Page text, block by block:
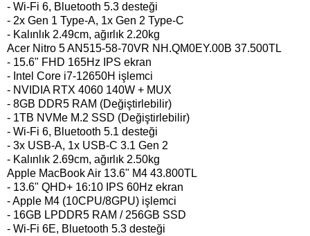
- Wi-Fi 6, Bluetooth 5.3 desteği
- 2x Gen 1 Type-A, 1x Gen 2 Type-C
- Kalınlık 2.49cm, ağırlık 2.20kg
Acer Nitro 5 AN515-58-70VR NH.QM0EY.00B 37.500TL
- 15.6" FHD 165Hz IPS ekran
- Intel Core i7-12650H işlemci
- NVIDIA RTX 4060 140W + MUX
- 8GB DDR5 RAM (Değiştirlebilir)
- 1TB NVMe M.2 SSD (Değiştirlebilir)
- Wi-Fi 6, Bluetooth 5.1 desteği
- 3x USB-A, 1x USB-C 3.1 Gen 2
- Kalınlık 2.69cm, ağırlık 2.50kg
Apple MacBook Air 13.6" M4 43.800TL
- 13.6" QHD+ 16:10 IPS 60Hz ekran
- Apple M4 (10CPU/8GPU) işlemci
- 16GB LPDDR5 RAM / 256GB SSD
- Wi-Fi 6E, Bluetooth 5.3 desteği